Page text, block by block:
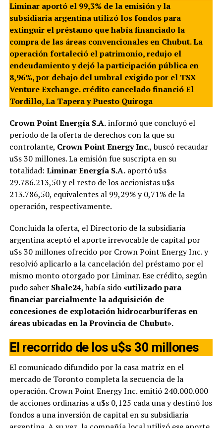
Liminar aportó el 99,3% de la emisión y la
subsidiaria argentina utilizó los fondos para
extinguir el préstamo que había financiado la
compra de las áreas convencionales en Chubut. La
operación fortaleció el patrimonio, redujo el
endeudamiento y dejó la participación pública en
8,96%, por debajo del umbral exigido por el TSX
Venture Exchange. crédito cancelado financió El
Tordillo, La Tapera y Puesto Quiroga
Crown Point Energía S.A.informó que concluyó el
período de la oferta de derechos con la que su
controlante, Crown Point Energy Inc., buscó recaudar
u$s 30 millones. La emisión fue suscripta en su
totalidad: Liminar Energía S.A.aportó u$s
29.786.213,50 y el resto de los accionistas u$s
213.786,50, equivalentes al 99,29% y 0,71% de la
operación, respectivamente.
Concluida la oferta, el Directorio de la subsidiaria
argentina aceptó el aporte irrevocable de capital por
u$s 30 millones ofrecido por Crown Point Energy Inc. y
resolvió aplicarlo a la cancelación del préstamo por el
mismo monto otorgado por Liminar. Ese crédito, según
pudo saber Shale24, había sido«utilizado para
financiar parcialmente la adquisición de
concesiones de explotación hidrocarburíferas en
áreas ubicadas en la Provincia de Chubut».
El recorrido de los u$s 30 millones
El comunicado difundido por la casa matriz en el
mercado de Toronto completa la secuencia de la
operación. Crown Point Energy Inc. emitió 240.000.000
de acciones ordinarias a u$s 0,125 cada una y destinó los
fondos a una inversión de capital en su subsidiaria